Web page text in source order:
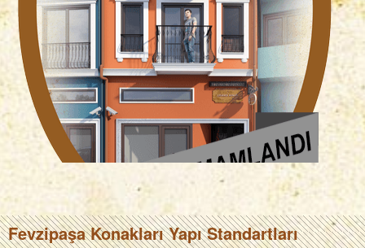
Fevzipaşa Konakları Yapı Standartları